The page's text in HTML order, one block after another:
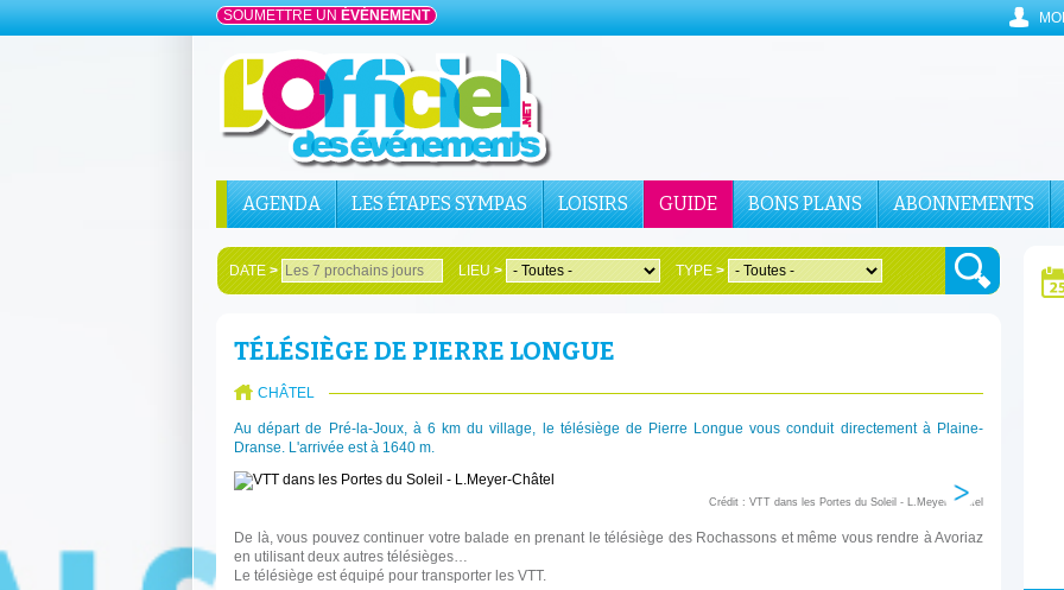
SOUMETTRE UN ÉVÉNEMENT
AGENDA LES ÉTAPES SYMPAS LOISIRS GUIDE BONS PLANS ABONNEMENTS
DATE> LIEU> TYPE>
TÉLÉSIÈGE DE PIERRE LONGUE
CHÂTEL
Au départ de Pré-la-Joux, à 6 km du village, le télésiège de Pierre Longue vous conduit directement à Plaine-
Dranse. L'arrivée est à 1640 m.
Crédit : VTT dans les Portes du Soleil - L.Meyer-Châtel
De là, vous pouvez continuer votre balade en prenant le télésiège des Rochassons et même vous rendre à Avoriaz
en utilisant deux autres télésièges…
Le télésiège est équipé pour transporter les VTT.